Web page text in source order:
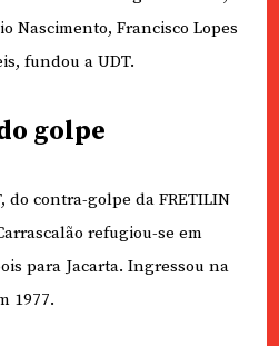
Nascimento, Francisco Lopes
fundou a UDT.
golpe
do contra-golpe da FRETILIN
refugiou-se em
para Jacarta. Ingressou na
1977.